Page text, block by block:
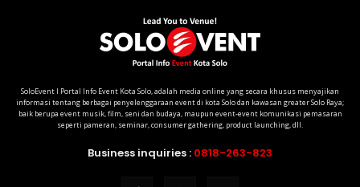
SoloEvent I Portal Info Event Kota Solo, adalah media online yang secara khusus menyajikan
informasi tentang berbagai penyelenggaraan event di kota Solo dan kawasan greater Solo Raya;
baik berupa event musik, film, seni dan budaya, maupun event-event komunikasi pemasaran
seperti pameran, seminar, consumer gathering, product launching, dll.
Business inquiries : 0818-263-823